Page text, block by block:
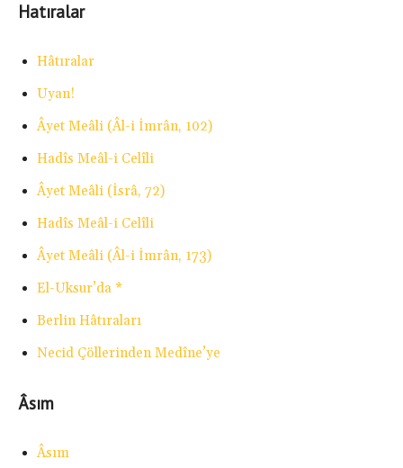
Hatıralar
Hâtıralar
Uyan!
Âyet Meâli (Âl-i İmrân, 102)
Hadîs Meâl-i Celîli
Âyet Meâli (İsrâ, 72)
Hadîs Meâl-i Celîli
Âyet Meâli (Âl-i İmrân, 173)
El-Uksur’da *
Berlin Hâtıraları
Necid Çöllerinden Medîne’ye
Âsım
Âsım